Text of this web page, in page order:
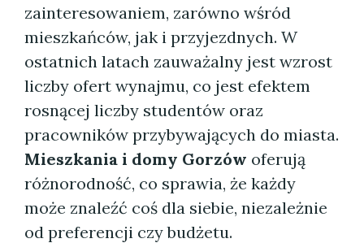
zainteresowaniem, zarówno wśród
mieszkańców, jak i przyjezdnych. W
ostatnich latach zauważalny jest wzrost
liczby ofert wynajmu, co jest efektem
rosnącej liczby studentów oraz
pracowników przybywających do miasta.
Mieszkania i domy Gorzów oferują
różnorodność, co sprawia, że każdy
może znaleźć coś dla siebie, niezależnie
od preferencji czy budżetu.